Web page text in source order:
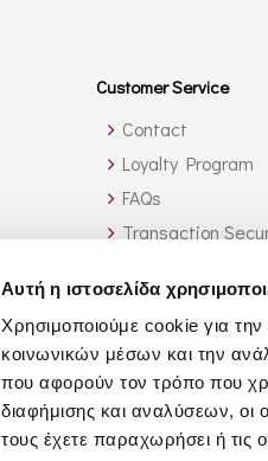
Αυτή η ιστοσελίδα
Χρησιμοποιούμε cookie για
κοινωνικών μέσων και την
που αφορούν τον τρόπο που
διαφήμισης και αναλύσεων, οι
τους έχετε παραχωρήσει ή τις
Customer Service
Contact
Loyalty Program
FAQs
Transaction
How to search?